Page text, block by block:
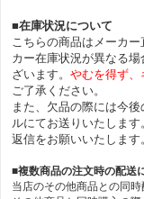
■在庫状況について
こちらの商品はメーカ
カー在庫状況が異なる
ざいます。 やむを得ず、
ご了承ください。
また、欠品の際には今
ルにてお送りいたしま
返信をお願いいたします
■複数商品の注文時の配送
当店のその他商品との同時